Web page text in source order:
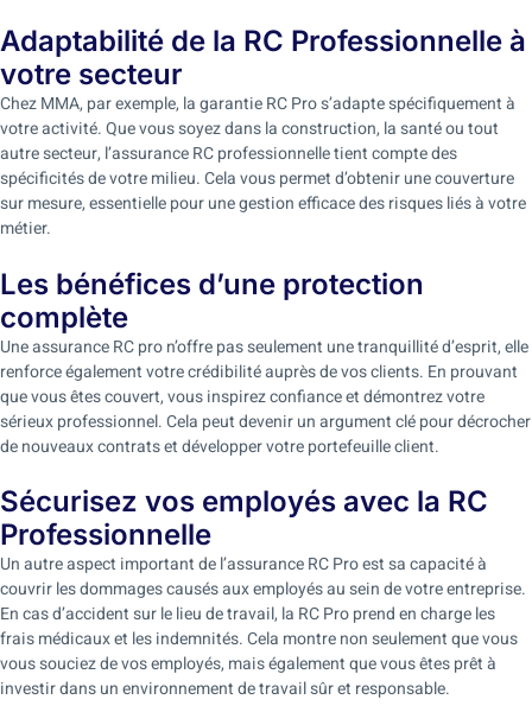
Adaptabilité de la RC Professionnelle à
votre secteur
Chez MMA, par exemple, la garantie RC Pro s’adapte spécifiquement à
votre activité. Que vous soyez dans la construction, la santé ou tout
autre secteur, l’assurance RC professionnelle tient compte des
spécificités de votre milieu. Cela vous permet d’obtenir une couverture
sur mesure, essentielle pour une gestion efficace des risques liés à votre
métier.
Les bénéfices d’une protection
complète
Une assurance RC pro n’offre pas seulement une tranquillité d’esprit, elle
renforce également votre crédibilité auprès de vos clients. En prouvant
que vous êtes couvert, vous inspirez confiance et démontrez votre
sérieux professionnel. Cela peut devenir un argument clé pour décrocher
de nouveaux contrats et développer votre portefeuille client.
Sécurisez vos employés avec la RC
Professionnelle
Un autre aspect important de l’assurance RC Pro est sa capacité à
couvrir les dommages causés aux employés au sein de votre entreprise.
En cas d’accident sur le lieu de travail, la RC Pro prend en charge les
frais médicaux et les indemnités. Cela montre non seulement que vous
vous souciez de vos employés, mais également que vous êtes prêt à
investir dans un environnement de travail sûr et responsable.